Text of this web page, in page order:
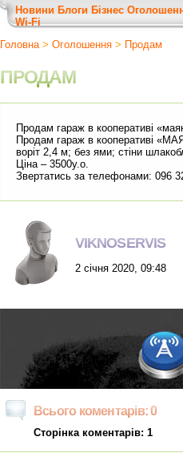
Новини Блоги Бізнес
Wi-Fi
Головна> Оголошення > Продам
ПРОДАМ
Продам гараж в кооперативі
Продам гараж в кооперативі
воріт 2,4 м; без ями; стіни
Ціна – 3500у.о.
Звертатись за телефонами: 096
VIKNOSERVIS
2 січня 2020, 09:48
Всього коментарів: 0
Сторінка коментарів: 1